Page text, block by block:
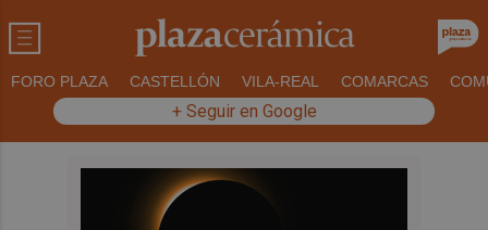
FORO PLAZA CASTELLÓN VILA-REAL COMARCAS
+ Seguir en Google